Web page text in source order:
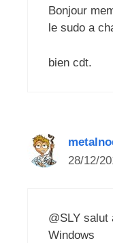
Bonjour
le sudo a
bien cdt.
28/12/
@SLY
Windows